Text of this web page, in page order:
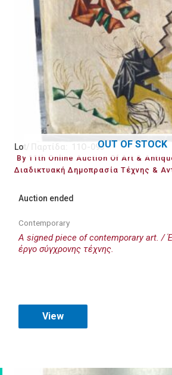
OUT OF STOCK
Lot/ Παρτίδα: 11O-093
By 11th Online Auction Of Art &
Διαδικτυακή Δημοπρασία Τέχνης &
Auction ended
Contemporary
A signed piece of contemporary art. /
έργο σύγχρονης τέχνης.
View